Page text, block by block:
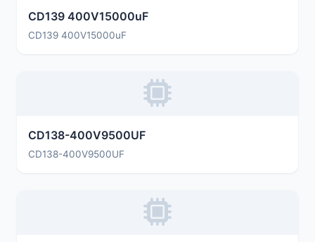
CD139 400V15000uF
CD139 400V15000uF
CD138-400V9500UF
CD138-400V9500UF